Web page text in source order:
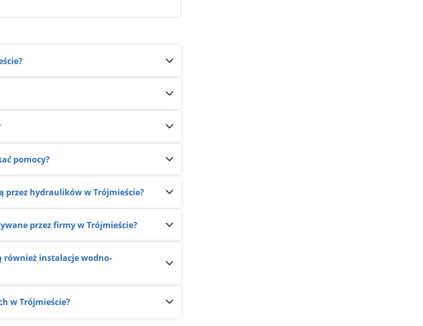
pomocy?
przez hydraulików w Trójmieście?
przez firmy w Trójmieście?
w Trójmieście?